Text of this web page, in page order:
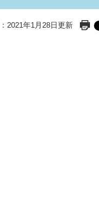
2021年1月28日更新